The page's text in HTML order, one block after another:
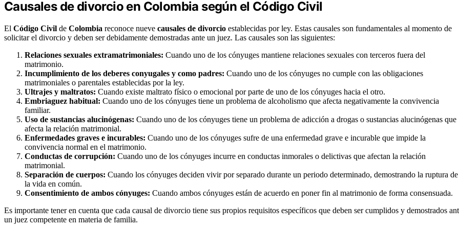
Causales de divorcio en Colombia según el Código Civil
El Código Civil de Colombia reconoce nueve causales de divorcio establecidas por ley. Estas causales son fundamentales al momento de
solicitar el divorcio y deben ser debidamente demostradas ante un juez. Las causales son las siguientes:
Relaciones sexuales extramatrimoniales: Cuando uno de los cónyuges mantiene relaciones sexuales con terceros fuera del
matrimonio.
Incumplimiento de los deberes conyugales y como padres: Cuando uno de los cónyuges no cumple con las obligaciones
matrimoniales o parentales establecidas por la ley.
Ultrajes y maltratos: Cuando existe maltrato físico o emocional por parte de uno de los cónyuges hacia el otro.
Embriaguez habitual: Cuando uno de los cónyuges tiene un problema de alcoholismo que afecta negativamente la convivencia
familiar.
Uso de sustancias alucinógenas: Cuando uno de los cónyuges tiene un problema de adicción a drogas o sustancias alucinógenas que
afecta la relación matrimonial.
Enfermedades graves e incurables: Cuando uno de los cónyuges sufre de una enfermedad grave e incurable que impide la
convivencia normal en el matrimonio.
Conductas de corrupción: Cuando uno de los cónyuges incurre en conductas inmorales o delictivas que afectan la relación
matrimonial.
Separación de cuerpos: Cuando los cónyuges deciden vivir por separado durante un periodo determinado, demostrando la ruptura de
la vida en común.
Consentimiento de ambos cónyuges: Cuando ambos cónyuges están de acuerdo en poner fin al matrimonio de forma consensuada.
Es importante tener en cuenta que cada causal de divorcio tiene sus propios requisitos específicos que deben ser cumplidos y demostrados
un juez competente en materia de familia.